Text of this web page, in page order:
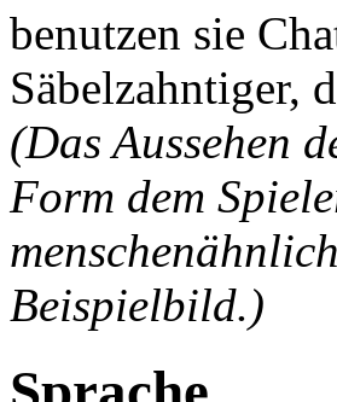
benutzen sie
Säbelzahntiger,
(Das Aussehen
Form dem
Beispielbild.)